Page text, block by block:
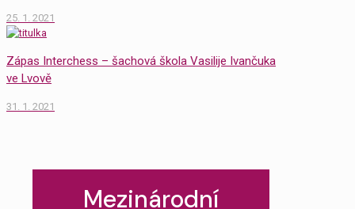
25. 1. 2021
Zápas Interchess – šachová škola Vasilije Ivančuka
ve Lvově
31. 1. 2021
Mezinárodní